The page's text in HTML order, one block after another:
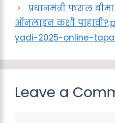
प्रधानमंत्री फसल
ऑनलाइन कशी
yadi-2025-online-
Leave a